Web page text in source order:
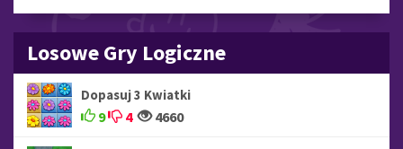
Losowe Gry Logiczne
Dopasuj 3 Kwiatki
9 4 4660